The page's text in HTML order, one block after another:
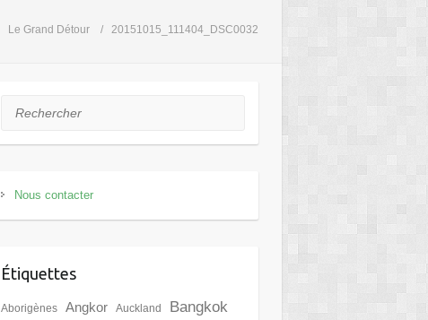
Le Grand Détour 20151015_111404_DSC0032
Rechercher
Nous contacter
Étiquettes
Aborigènes Angkor Auckland Bangkok